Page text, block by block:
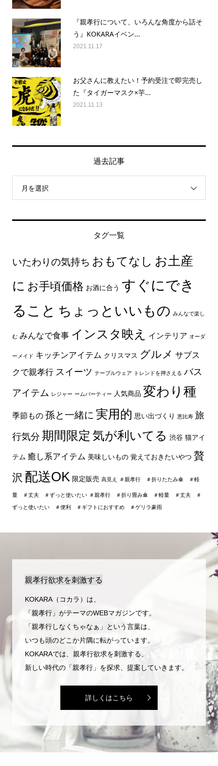
『親孝行について、いろんな角度から話そ
う』KOKARAイベン...
2021.11.17
お父さんに教えたい！予約受注で即完売し
た『タイガーマスク×芋...
2021.11.13
過去記事
月を選択
タグ一覧
いたわりの気持ち おもてなし お土産
に お手頃価格 お酒に合う すぐにでき
ること ちょっといいもの みんなで楽し
む みんなで食事 インスタ映え インテリア オーダ
ーメイド キッチンアイテム クリスマス グルメ サブス
クで親孝行 スイーツ テーブルウェア トレンドを押さえる バス
アイテム レジャー ームパーティー 人気商品 変わり種
季節もの 孫と一緒に 実用的 思い出づくり 恵比寿 旅
行気分 期間限定 気が利いてる 渋谷 猫アイ
テム 癒し系アイテム 美味しいもの 覚えておきたいやつ 贅
沢 配送OK 限定販売 高見え ＃親孝行 ＃折りたたみ傘 ＃軽
量 ＃丈夫 ＃ずっと使いたい ＃親孝行 ＃折り畳み傘 ＃軽量 ＃丈夫 ＃
ずっと使いたい ＃便利 ＃ギフトにおすすめ ＃ゲリラ豪雨
親孝行欲求を刺激する
KOKARA（コカラ）は、
「親孝行」がテーマのWEBマガジンです。
「親孝行しなくちゃなぁ」という言葉は、
いつも頭のどこか片隅に転がっています。
KOKARAでは、親孝行欲求を刺激する、
新しい時代の「親孝行」を探求、提案していきます。
詳しくはこちら